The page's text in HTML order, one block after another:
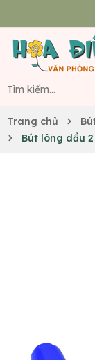
Trang chủ
Bút lông dầu